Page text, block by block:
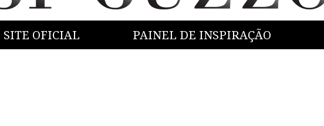
SITE OFICIAL PAINEL DE INSPIRAÇÃO